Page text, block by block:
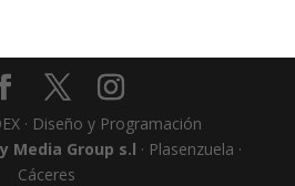
· Diseño y Programación
Media Group s.l · Plasenzuela ·
Cáceres